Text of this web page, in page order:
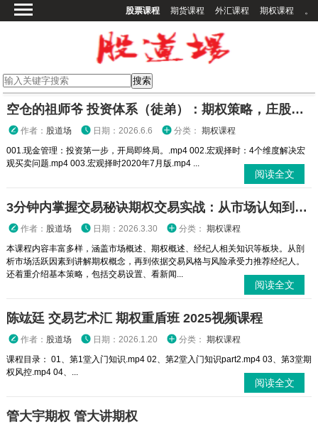
股票课程 期货课程 外汇课程 期权课程 。
期货课程
期权课程
外汇课程
高校课程
空仓的祖师爷 投资体系（徒弟）：期权策略，庄股策略
作者： 股道场 日期：2026.6.6 分类： 期权课程
001.现金管理：投资第一步，开局即终局。.mp4 002.宏观择时：4个维度解决宏
观买卖问题.mp4 003.宏观择时2020年7月版.mp4 ...
阅读全文
3分钟内掌握交易秘诀期权交易实战：从市场认知到策略执行全攻略
作者： 股道场 日期：2026.3.30 分类： 期权课程
本课程内容丰富多样，涵盖市场概述、期权概述、经纪人相关知识等板块。从剖
析市场活跃因素到讲解期权概念，再到依据交易风格与风险承受力推荐经纪人。
还着重介绍基本策略，包括交易设置、看新闻...
阅读全文
陈竑廷 交易艺术汇 期权重盾班 2025视频课程
作者： 股道场 日期：2026.1.20 分类： 期权课程
课程目录： 01、第1堂入门知识.mp4 02、第2堂入门知识part2.mp4 03、第3堂期
权风控.mp4 04、...
阅读全文
管大宇期权 管大讲期权